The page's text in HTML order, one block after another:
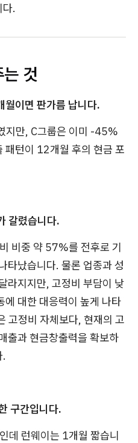
.
것
월이면 판가름 납니다.
만, C그룹은 이미 -45%
패턴이 12개월 후의 현금 포
갈렸습니다.
비중 약 57%를 전후로 기
타났습니다. 물론 업종과 성
라지지만, 고정비 부담이 낮
에 대한 대응력이 높게 나타
고정비 자체보다, 현재의 고
출과 현금창출력을 확보하
.
구간입니다.
데 런웨이는 1개월 짧습니